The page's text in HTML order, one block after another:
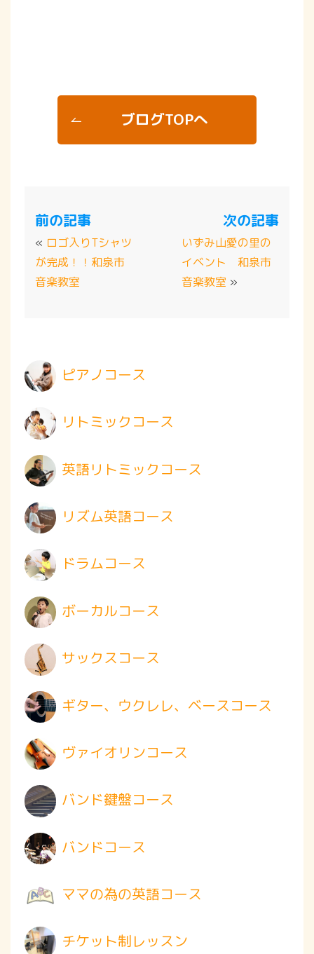
ブログTOPへ
前の記事
« ロゴ入りTシャツ
が完成！！和泉市
音楽教室
次の記事
いずみ山愛の里の
イベント 和泉市
音楽教室 »
ピアノコース
リトミックコース
英語リトミックコース
リズム英語コース
ドラムコース
ボーカルコース
サックスコース
ギター、ウクレレ、ベースコース
ヴァイオリンコース
バンド鍵盤コース
バンドコース
ママの為の英語コース
チケット制レッスン